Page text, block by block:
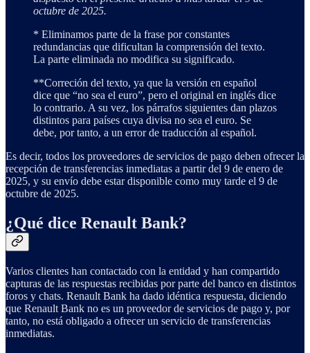
octubre de 2025.
* Eliminamos parte de la frase por constantes
redundancias que dificultan la comprensión del texto.
La parte eliminada no modifica su significado.
**Correción del texto, ya que la versión en español
dice que “no sea el euro”, pero el original en inglés dice
lo contrario. A su vez, los párrafos siguientes dan plazos
distintos para países cuya divisa no sea el euro. Se
debe, por tanto, a un error de traducción al español.
Es decir, todos los proveedores de servicios de pago deben ofrecer la
recepción de transferencias inmediatas a partir del 9 de enero de
2025, y su envío debe estar disponible como muy tarde el 9 de
octubre de 2025.
¿Qué dice Renault Bank?
Varios clientes han contactado con la entidad y han compartido
capturas de las respuestas recibidas por parte del banco en distintos
foros y chats. Renault Bank ha dado idéntica respuesta, diciendo
que Renault Bank no es un proveedor de servicios de pago y, por
tanto, no está obligado a ofrecer un servicio de transferencias
inmediatas.